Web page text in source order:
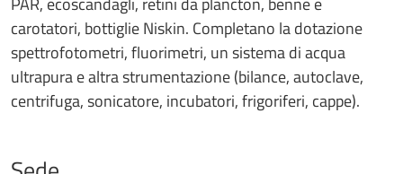
carotatori, bottiglie Niskin. Completano la dotazione
spettrofotometri, fluorimetri, un sistema di acqua
ultrapura e altra strumentazione (bilance, autoclave,
centrifuga, sonicatore, incubatori, frigoriferi, cappe).